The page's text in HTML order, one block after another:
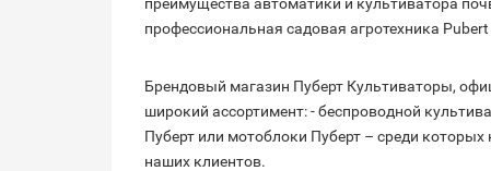
профессиональная садовая агротехника
Брендовый магазин Пуберт Культиваторы,
широкий ассортимент: - беспроводной
Пуберт или мотоблоки Пуберт – среди
наших клиентов.